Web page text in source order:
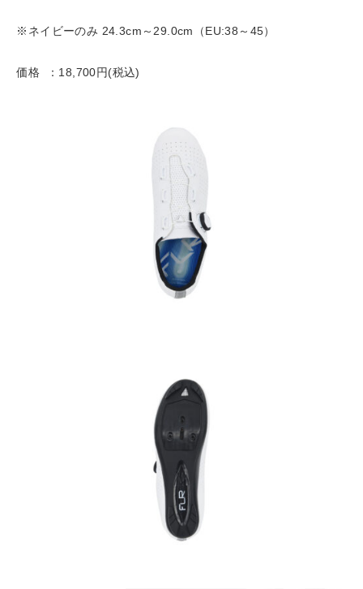
※ネイビーのみ 24.3cm～29.0cm（EU:38～45）
価格 ：18,700円(税込)